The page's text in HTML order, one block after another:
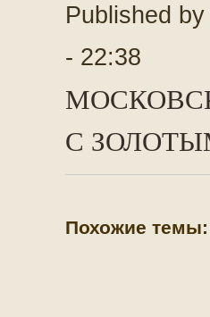
Published
- 22:38
С
Похожие темы: